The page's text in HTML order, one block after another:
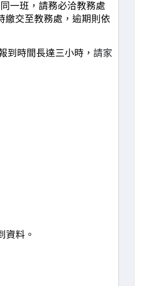
一班，請務必洽教務處
繳交至教務處，逾期則依
到時間長達三小時， 請家
資料。